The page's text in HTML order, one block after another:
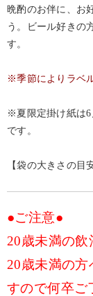
晩酌のお伴に、お
う。ビール好きの
す。
※季節によりラベ
※夏限定掛け紙は6
です。
【袋の大きさの目
●ご注意●
20歳未満の飲
20歳未満の方
すので何卒ご